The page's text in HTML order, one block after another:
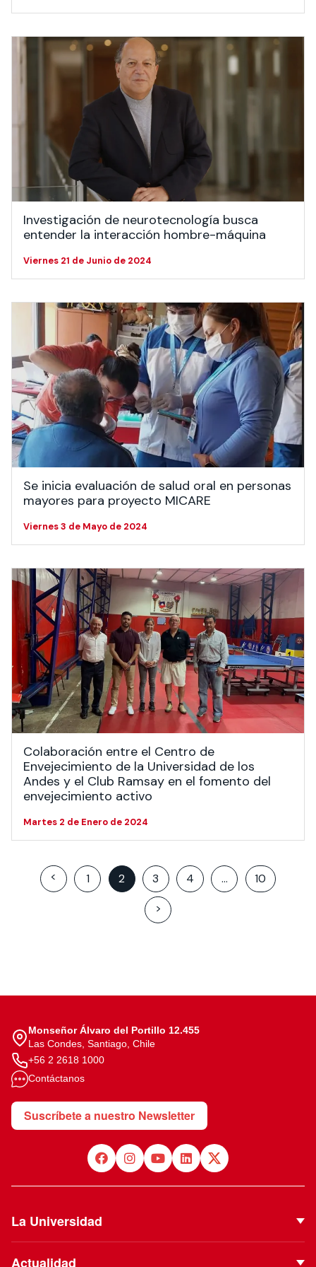
Investigación de neurotecnología busca
entender la interacción hombre-máquina
Viernes 21 de Junio de 2024
Se inicia evaluación de salud oral en personas
mayores para proyecto MICARE
Viernes 3 de Mayo de 2024
Colaboración entre el Centro de
Envejecimiento de la Universidad de los
Andes y el Club Ramsay en el fomento del
envejecimiento activo
Martes 2 de Enero de 2024
Posts
< 1 2 3 4 …
10
>
Monseñor Álvaro del Portillo 12.455
Las Condes, Santiago, Chile
+56 2 2618 1000
Contáctanos
Suscríbete a nuestro Newsletter
La Universidad
Actualidad